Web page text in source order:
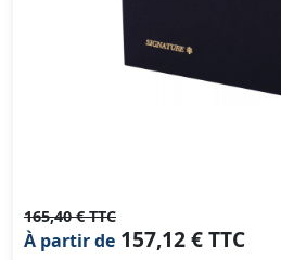
165,40 € TTC
À partir de 157,12 € TTC